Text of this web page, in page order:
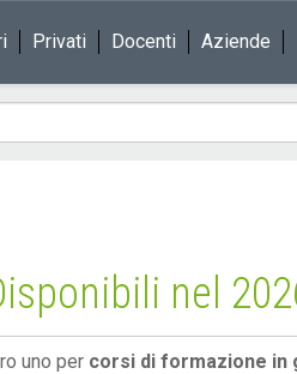
Privati Docenti Aziende
nel
uno per corsi di formazione in